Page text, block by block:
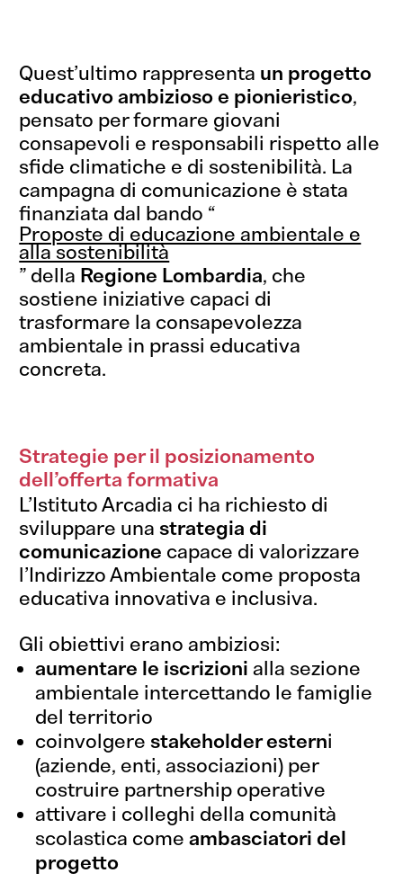
Quest’ultimo rappresenta un progetto
educativo ambizioso e pionieristico,
pensato per formare giovani
consapevoli e responsabili rispetto alle
sfide climatiche e di sostenibilità. La
campagna di comunicazione è stata
finanziata dal bando “
Proposte di educazione ambientale e
alla sostenibilità
” della Regione Lombardia, che
sostiene iniziative capaci di
trasformare la consapevolezza
ambientale in prassi educativa
concreta.
Strategie per il posizionamento
dell’offerta formativa
L’Istituto Arcadia ci ha richiesto di
sviluppare unastrategia di
comunicazione capace di valorizzare
l’Indirizzo Ambientale come proposta
educativa innovativa e inclusiva.
Gli obiettivi erano ambiziosi:
aumentare le iscrizionialla sezione
ambientale intercettando le famiglie
del territorio
coinvolgerestakeholder esterni
(aziende, enti, associazioni) per
costruire partnership operative
attivare i colleghi della comunità
scolastica comeambasciatori del
progetto